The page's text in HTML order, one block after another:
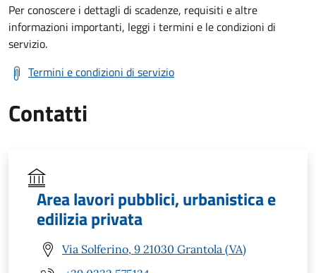
Per conoscere i dettagli di scadenze, requisiti e altre
informazioni importanti, leggi i termini e le condizioni di
servizio.
Termini e condizioni di servizio
Contatti
Area lavori pubblici, urbanistica e
edilizia privata
Via Solferino, 9 21030 Grantola (VA)